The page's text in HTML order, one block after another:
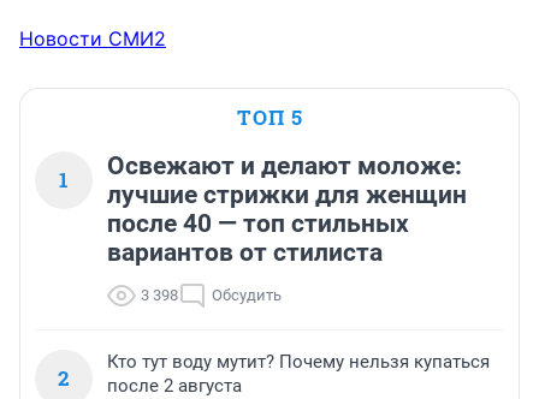
Новости СМИ2
ТОП 5
1
Освежают и делают моложе:
лучшие стрижки для женщин
после 40 — топ стильных
вариантов от стилиста
3 398 Обсудить
2
Кто тут воду мутит? Почему нельзя купаться
после 2 августа